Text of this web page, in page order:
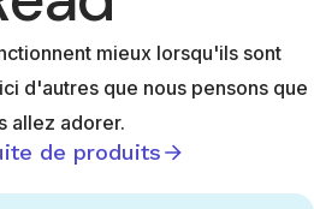
en entrant «
recherche.
« Meeting Recaps,
from Read ».
Remarque : Si vous voyez
pré-approbation » à la
votre compte ou
mieux lorsqu'ils sont
d'autres que nous pensons que
allez adorer.
de produits